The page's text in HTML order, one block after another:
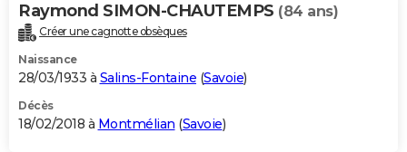
Raymond SIMON-CHAUTEMPS (84 ans)
Créer une cagnotte obsèques
Naissance
28/03/1933 à Salins-Fontaine (Savoie)
Décès
18/02/2018 à Montmélian (Savoie)